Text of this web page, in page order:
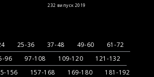
232 випуск 2019
25-36 37-48 49-60
61-72
96 97-108 109-120
121-132
156 157-168 169-180
181-192